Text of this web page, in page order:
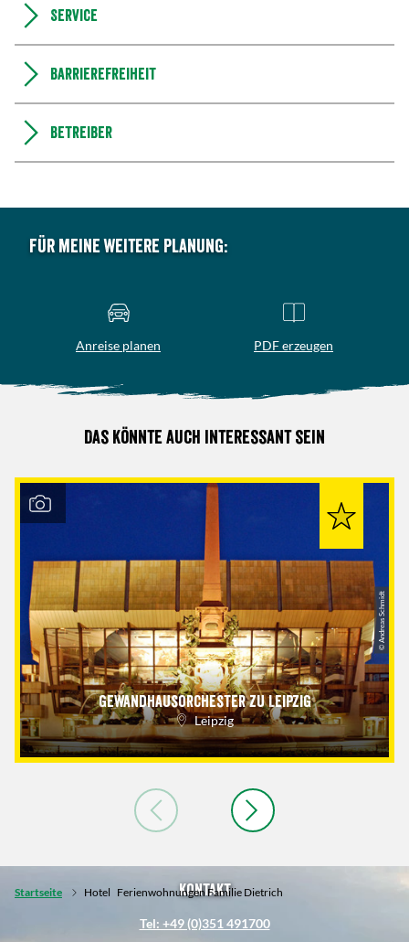
Service
Barrierefreiheit
Betreiber
Für meine weitere Planung:
Anreise planen PDF erzeugen
Das könnte auch interessant sein
Gewandhausorchester zu Leipzig
Leipzig
© Andreas Schmidt
Startseite Hotel Ferienwohnungen Familie Dietrich
Kontakt
Tel: +49 (0)351 491700